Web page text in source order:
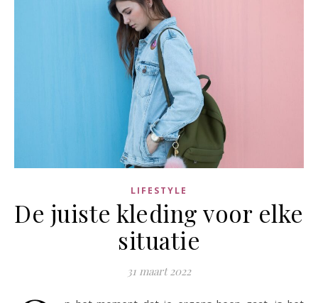
LIFESTYLE
De juiste kleding voor elke
situatie
31 maart 2022